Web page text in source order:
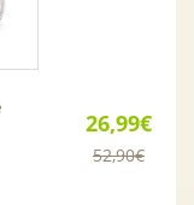
26,99€
52,90€